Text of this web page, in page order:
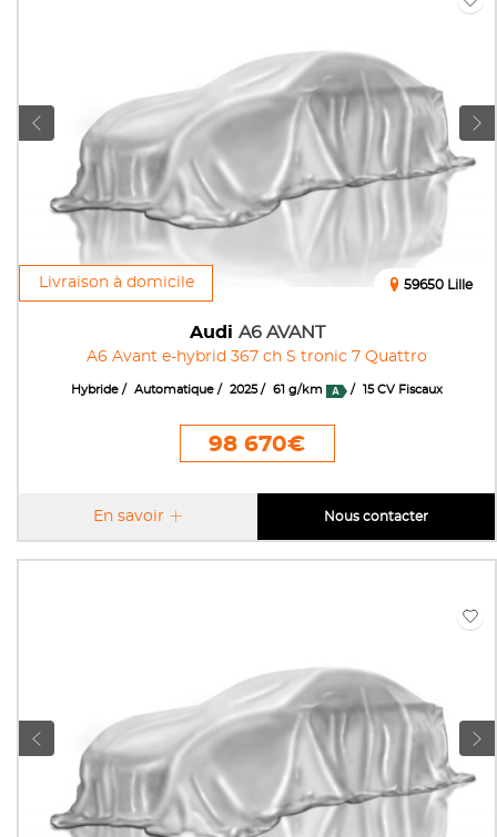
Livraison à domicile
Audi A6 AVANT
A6 Avant e-hybrid 367 ch S tronic 7 Quattro
59650 Lille
Hybride Automatique 2025 61 g/km 15 CV Fiscaux
98 670€
En savoir Nous contacter